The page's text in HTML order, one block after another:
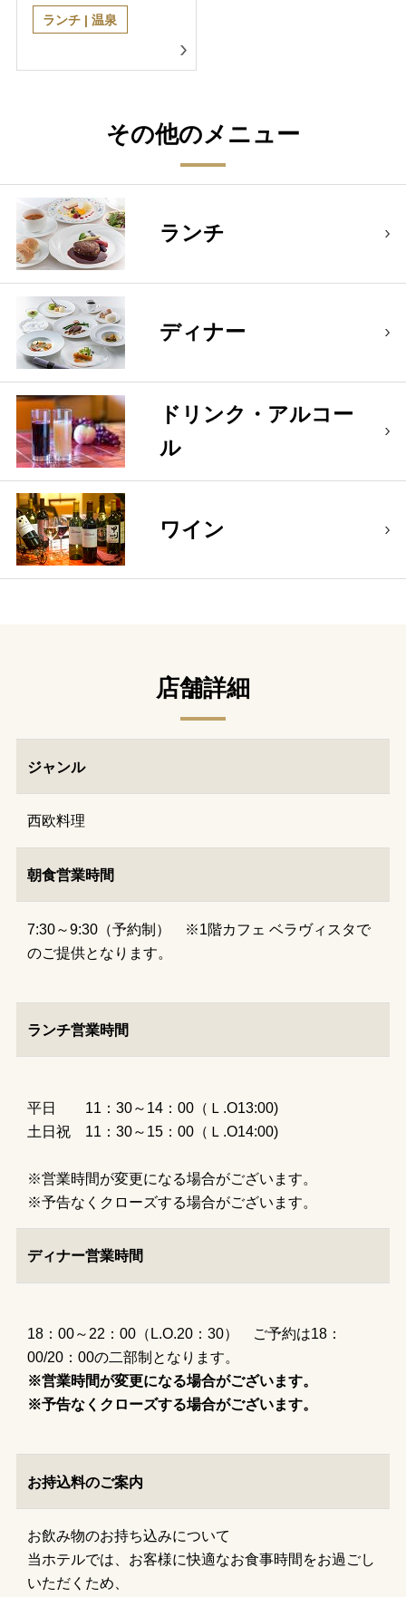
ランチ | 温泉
その他のメニュー
ランチ
ディナー
ドリンク・アルコー
ル
ワイン
店舗詳細
ジャンル
西欧料理
朝食営業時間
7:30～9:30（予約制） ※1階カフェ ベラヴィスタで
のご提供となります。
ランチ営業時間
平日 11：30～14：00（Ｌ.O13:00)
土日祝 11：30～15：00（Ｌ.O14:00)
※営業時間が変更になる場合がございます。
※予告なくクローズする場合がございます。
ディナー営業時間
18：00～22：00（L.O.20：30） ご予約は18：
00/20：00の二部制となります。
※営業時間が変更になる場合がございます。
※予告なくクローズする場合がございます。
お持込料のご案内
お飲み物のお持ち込みについて
当ホテルでは、お客様に快適なお食事時間をお過ごし
いただくため、